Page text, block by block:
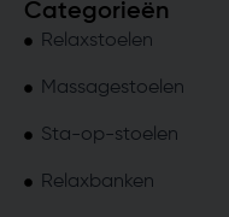
Categorieën
Relaxstoelen
Massagestoelen
Sta-op-stoelen
Relaxbanken